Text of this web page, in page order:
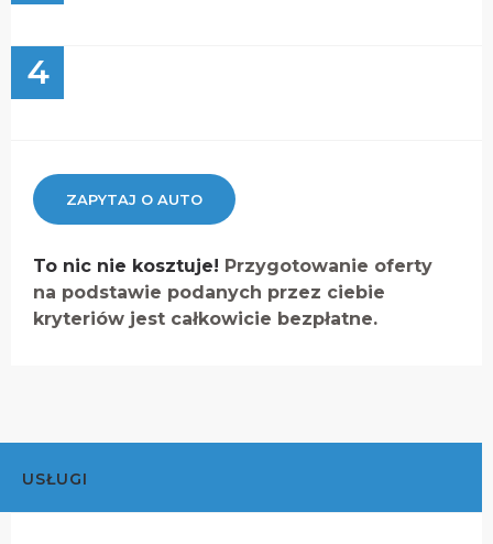
4
ZAPYTAJ O AUTO
To nic nie kosztuje! Przygotowanie oferty
na podstawie podanych przez ciebie
kryteriów jest całkowicie bezpłatne.
USŁUGI